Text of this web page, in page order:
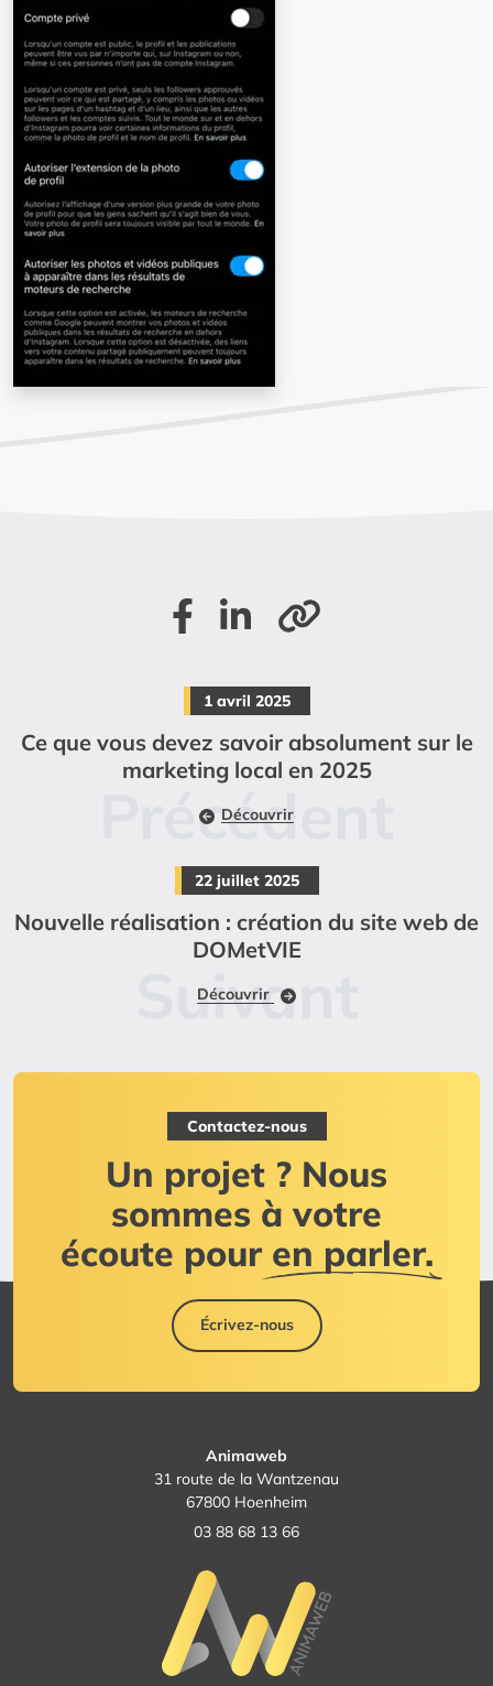
Partager sur Facebook
Partager sur LinkedIn
1 avril 2025
Ce que vous devez savoir absolument sur le
marketing local en 2025
Découvrir
22 juillet 2025
Nouvelle réalisation : création du site web de
DOMetVIE
Découvrir
Contactez-nous
Un projet ? Nous
sommes à votre
écoute pour en parler.
Écrivez-nous
Animaweb
31 route de la Wantzenau
67800 Hoenheim
03 88 68 13 66